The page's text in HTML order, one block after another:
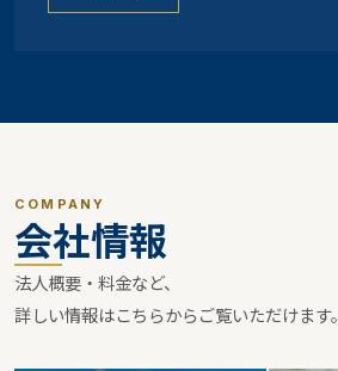
COMPANY
会社情報
法人概要・料金など、
詳しい情報はこちらからご覧いただけます。